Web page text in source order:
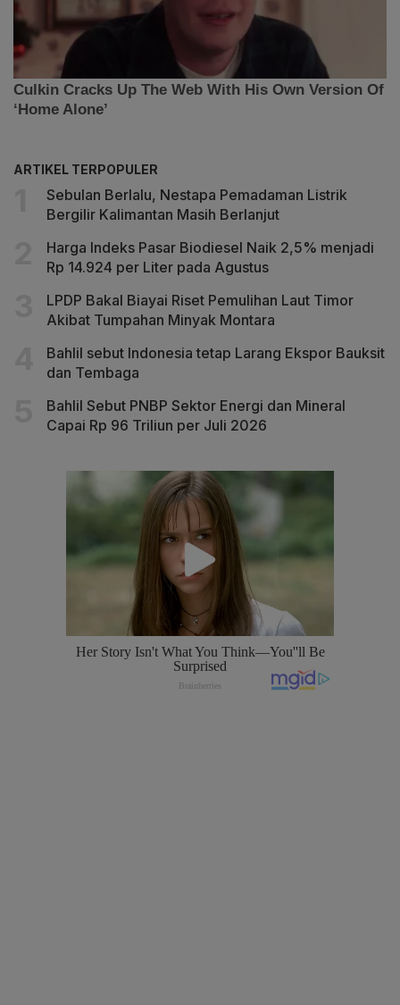
ARTIKEL TERPOPULER
Sebulan Berlalu, Nestapa Pemadaman Listrik
Bergilir Kalimantan Masih Berlanjut
Harga Indeks Pasar Biodiesel Naik 2,5% menjadi
Rp 14.924 per Liter pada Agustus
LPDP Bakal Biayai Riset Pemulihan Laut Timor
Akibat Tumpahan Minyak Montara
Bahlil sebut Indonesia tetap Larang Ekspor Bauksit
dan Tembaga
Bahlil Sebut PNBP Sektor Energi dan Mineral
Capai Rp 96 Triliun per Juli 2026